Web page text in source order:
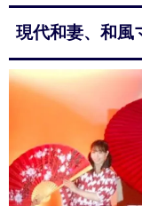
現代和妻、和風